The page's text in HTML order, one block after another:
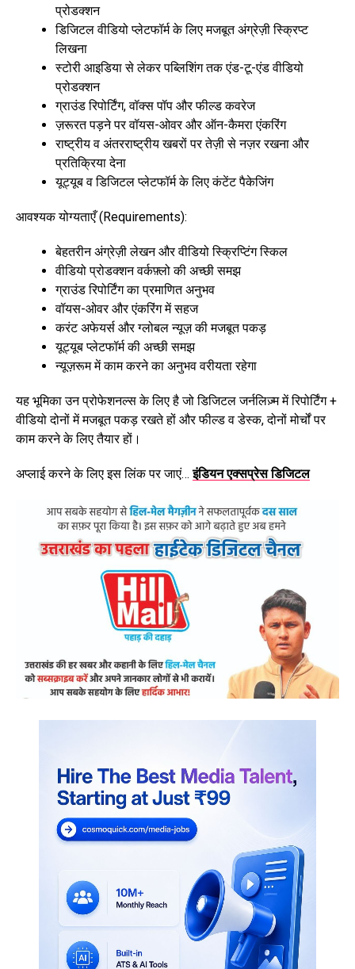
प्रोडक्शन
डिजिटल वीडियो प्लेटफॉर्म के लिए मजबूत अंग्रेज़ी स्क्रिप्ट
लिखना
स्टोरी आइडिया से लेकर पब्लिशिंग तक एंड-टू-एंड वीडियो
प्रोडक्शन
ग्राउंड रिपोर्टिंग, वॉक्स पॉप और फील्ड कवरेज
ज़रूरत पड़ने पर वॉयस-ओवर और ऑन-कैमरा एंकरिंग
राष्ट्रीय व अंतरराष्ट्रीय खबरों पर तेज़ी से नज़र रखना और
प्रतिक्रिया देना
यूट्यूब व डिजिटल प्लेटफॉर्म के लिए कंटेंट पैकेजिंग
आवश्यक योग्यताएँ (Requirements):
बेहतरीन अंग्रेज़ी लेखन और वीडियो स्क्रिप्टिंग स्किल
वीडियो प्रोडक्शन वर्कफ़्लो की अच्छी समझ
ग्राउंड रिपोर्टिंग का प्रमाणित अनुभव
वॉयस-ओवर और एंकरिंग में सहज
करंट अफेयर्स और ग्लोबल न्यूज़ की मजबूत पकड़
यूट्यूब प्लेटफॉर्म की अच्छी समझ
न्यूज़रूम में काम करने का अनुभव वरीयता रहेगा
यह भूमिका उन प्रोफेशनल्स के लिए है जो डिजिटल जर्नलिज़्म में रिपोर्टिंग +
वीडियो दोनों में मजबूत पकड़ रखते हों और फील्ड व डेस्क, दोनों मोर्चों पर
काम करने के लिए तैयार हों।
अप्लाई करने के लिए इस लिंक पर जाएं…इंडियन एक्सप्रेस डिजिटल